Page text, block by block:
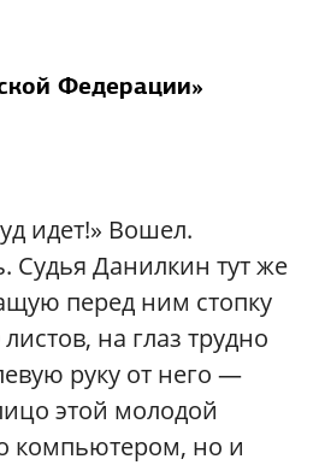
Федерации»
идет!» Вошел.
Судья Данилкин тут же
перед ним стопку
на глаз трудно
руку от него —
этой молодой
компьютером, но и